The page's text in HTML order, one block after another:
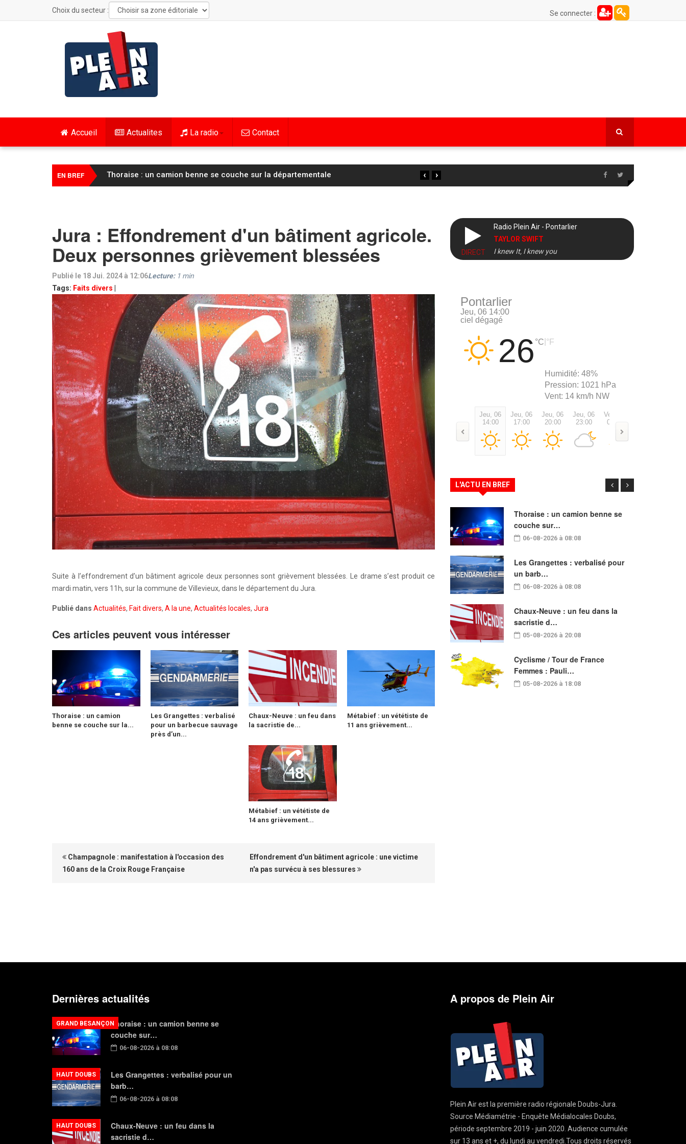
Choix du secteur : Se connecter :
Accueil Actualites La radio Contact
EN BREF Les Grangettes : verbalisé pour un barbecue sauvage près d’un bois ›
‹
Jura : Effondrement d'un bâtiment agricole.
Deux personnes grièvement blessées
Publié le 18 Jui. 2024 à 12:06
Tags: Faits divers
Lecture: 1 min
Suite à l’effondrement d’un bâtiment agricole deux personnes sont grièvement blessées. Le drame s’est produit ce
mardi matin, vers 11h, sur la commune de Villevieux, dans le département du Jura.
Publié dans Actualités, Fait divers, A la une, Actualités locales, Jura
Ces articles peuvent vous intéresser
Thoraise : un camion
benne se couche sur la...
Les Grangettes : verbalisé
pour un barbecue sauvage
près d’un...
Chaux-Neuve : un feu dans
la sacristie de...
Métabief : un vététiste de
11 ans grièvement...
Métabief : un vététiste de
14 ans grièvement...
Champagnole : manifestation à l'occasion des
160 ans de la Croix Rouge Française
Effondrement d'un bâtiment agricole : une victime
n'a pas survécu à ses blessures
DIRECT
Radio Plein Air - Pontarlier
TAYLOR SWIFT
I knew It, I knew you
Pontarlier
Jeu, 06 14:00
ciel dégagé
26 °C °F
Humidité: 48%
Pression: 1021 hPa
Vent: 14 km/h NW
Jeu, 06
14:00
Jeu, 06
17:00
Jeu, 06
20:00
Jeu, 06
23:00
Ven, 07
02:00
L'ACTU EN BREF
Thoraise : un camion benne se
couche sur…
06-08-2026 à 08:08
Les Grangettes : verbalisé pour
un barb…
06-08-2026 à 08:08
Chaux-Neuve : un feu dans la
sacristie d…
05-08-2026 à 20:08
Cyclisme / Tour de France
Femmes : Pauli…
05-08-2026 à 18:08
Dernières actualités
Thoraise : un camion benne se
couche sur…
06-08-2026 à 08:08
GRAND BESANÇON
Les Grangettes : verbalisé pour un
barb…
06-08-2026 à 08:08
HAUT DOUBS
Chaux-Neuve : un feu dans la
sacristie d…
HAUT DOUBS
A propos de Plein Air
Plein Air est la première radio régionale Doubs-Jura.
Source Médiamétrie - Enquête Médialocales Doubs,
période septembre 2019 - juin 2020. Audience cumulée
sur 13 ans et +, du lundi au vendredi.Tous droits réservés